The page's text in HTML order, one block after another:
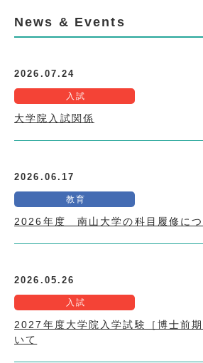
News & Events
2026.07.24
入試
大学院入試関係
2026.06.17
教育
2026年度 南山大学の科目履修につ
2026.05.26
入試
2027年度大学院入学試験［博士前
いて